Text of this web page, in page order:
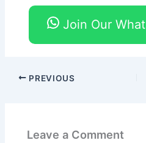
Join Our
PREVIOUS
Leave a Comment